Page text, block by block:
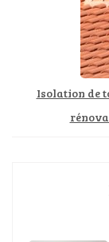
Isolation de